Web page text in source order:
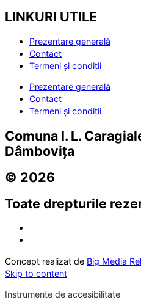
LINKURI UTILE
Prezentare generală
Contact
Termeni și condiții
Prezentare generală
Contact
Termeni și condiții
Comuna I. L.
Dâmbovița
© 2026
Toate drepturile
Concept realizat de Big Media
Skip to content
Instrumente de accesibilitate